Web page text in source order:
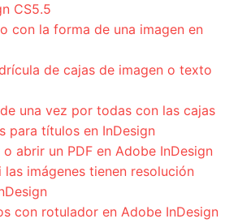
CS5.5
con la forma de una imagen en
de cajas de imagen o texto
una vez por todas con las cajas
para títulos en InDesign
abrir un PDF en Adobe InDesign
las imágenes tienen resolución
con rotulador en Adobe InDesign